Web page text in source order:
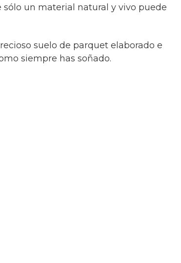
un material natural y vivo puede
suelo de parquet elaborado e
siempre has soñado.